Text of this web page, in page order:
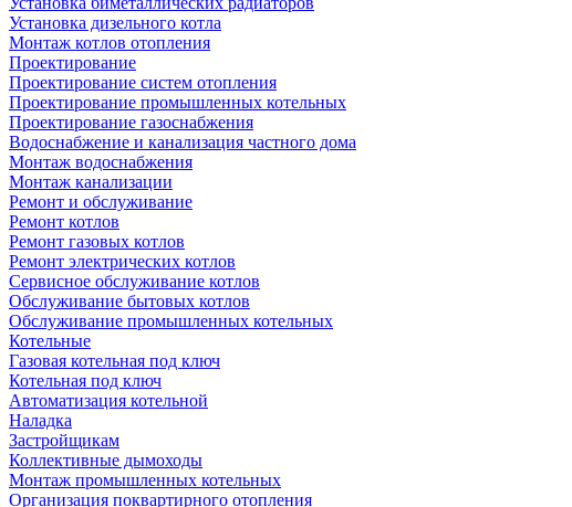
Установка дизельного котла
Монтаж котлов отопления
Проектирование
Проектирование систем отопления
Проектирование промышленных котельных
Проектирование газоснабжения
Водоснабжение и канализация частного дома
Монтаж водоснабжения
Монтаж канализации
Ремонт и обслуживание
Ремонт котлов
Ремонт газовых котлов
Ремонт электрических котлов
Сервисное обслуживание котлов
Обслуживание бытовых котлов
Обслуживание промышленных котельных
Котельные
Газовая котельная под ключ
Котельная под ключ
Автоматизация котельной
Наладка
Застройщикам
Коллективные дымоходы
Монтаж промышленных котельных
Организация поквартирного отопления